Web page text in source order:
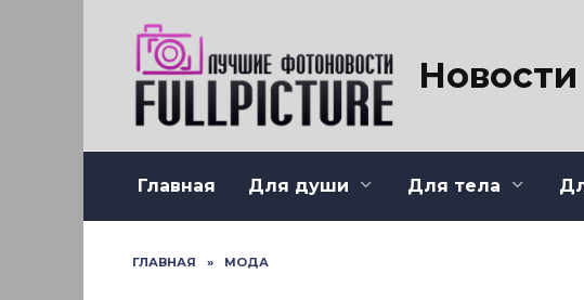
Главная Для души Для тела
ГЛАВНАЯ » МОДА